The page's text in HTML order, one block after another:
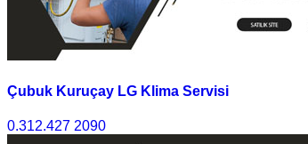
Çubuk Kuruçay LG Klima Servisi
0.312.427 2090